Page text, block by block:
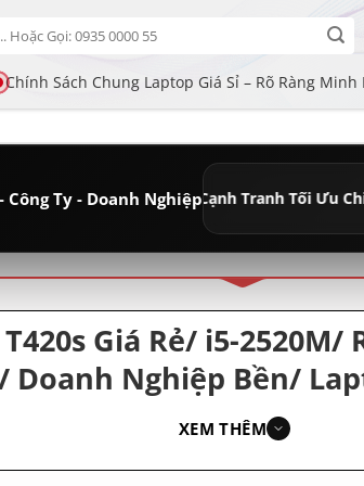
Chính Sách Chung Laptop Giá Sỉ – Rõ Ràng Minh
loại
Công Ty - Doanh Nghiệp
Dài•Giá Sỉ Cạnh Tranh Tối Ưu Chi Phí•Giúp
Giá Rẻ/ i5-2520M/
Doanh Nghiệp Bền/
XEM THÊM